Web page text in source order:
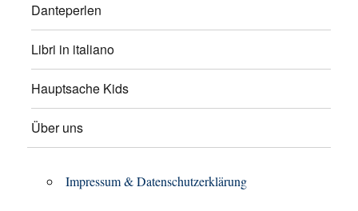
Danteperlen
Libri in italiano
Hauptsache Kids
Über uns
Impressum & Datenschutzerklärung